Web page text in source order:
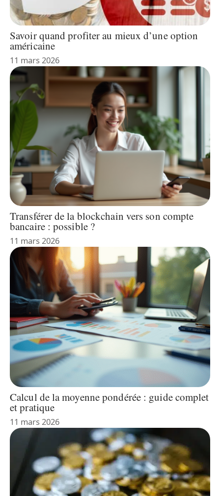
Savoir quand profiter au mieux d’une option
américaine
11 mars 2026
Transférer de la blockchain vers son compte
bancaire : possible ?
11 mars 2026
Calcul de la moyenne pondérée : guide complet
et pratique
11 mars 2026